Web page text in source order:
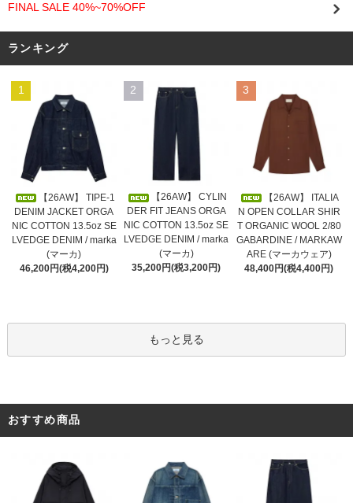
FINAL SALE 40%~70%OFF
ランキング
1
【26AW】 TIPE-1
DENIM JACKET ORGA
NIC COTTON 13.5oz SE
LVEDGE DENIM / marka
(マーカ)
46,200円(税4,200円)
2
【26AW】 CYLIN
DER FIT JEANS ORGA
NIC COTTON 13.5oz SE
LVEDGE DENIM / marka
(マーカ)
35,200円(税3,200円)
3
【26AW】 ITALIA
N OPEN COLLAR SHIR
T ORGANIC WOOL 2/80
GABARDINE / MARKAW
ARE (マーカウェア)
48,400円(税4,400円)
もっと見る
おすすめ商品